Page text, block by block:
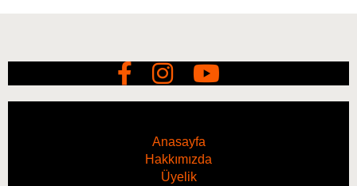
Anasayfa
Hakkımızda
Üyelik